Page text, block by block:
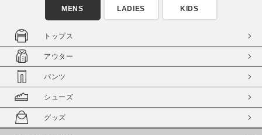
MENS LADIES KIDS
トップス
アウター
パンツ
シューズ
グッズ